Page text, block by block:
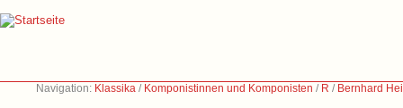
Navigation: Klassika / Komponistinnen und Komponisten / R / Bernhard